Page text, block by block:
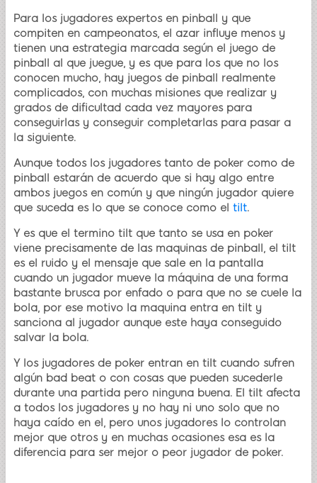
Para los jugadores expertos en pinball y que
compiten en campeonatos, el azar influye menos y
tienen una estrategia marcada según el juego de
pinball al que juegue, y es que para los que no los
conocen mucho, hay juegos de pinball realmente
complicados, con muchas misiones que realizar y
grados de dificultad cada vez mayores para
conseguirlas y conseguir completarlas para pasar a
la siguiente.
Aunque todos los jugadores tanto de poker como de
pinball estarán de acuerdo que si hay algo entre
ambos juegos en común y que ningún jugador quiere
que suceda es lo que se conoce como el tilt.
Y es que el termino tilt que tanto se usa en poker
viene precisamente de las maquinas de pinball, el tilt
es el ruido y el mensaje que sale en la pantalla
cuando un jugador mueve la máquina de una forma
bastante brusca por enfado o para que no se cuele la
bola, por ese motivo la maquina entra en tilt y
sanciona al jugador aunque este haya conseguido
salvar la bola.
Y los jugadores de poker entran en tilt cuando sufren
algún bad beat o con cosas que pueden sucederle
durante una partida pero ninguna buena. El tilt afecta
a todos los jugadores y no hay ni uno solo que no
haya caído en el, pero unos jugadores lo controlan
mejor que otros y en muchas ocasiones esa es la
diferencia para ser mejor o peor jugador de poker.